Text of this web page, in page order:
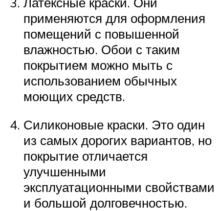
применяются для оформления
помещений с повышенной
влажностью. Обои с таким
покрытием можно мыть с
использованием обычных
моющих средств.
Силиконовые краски. Это один
из самых дорогих вариантов, но
покрытие отличается
улучшенными
эксплуатационными свойствами
и большой долговечностью.